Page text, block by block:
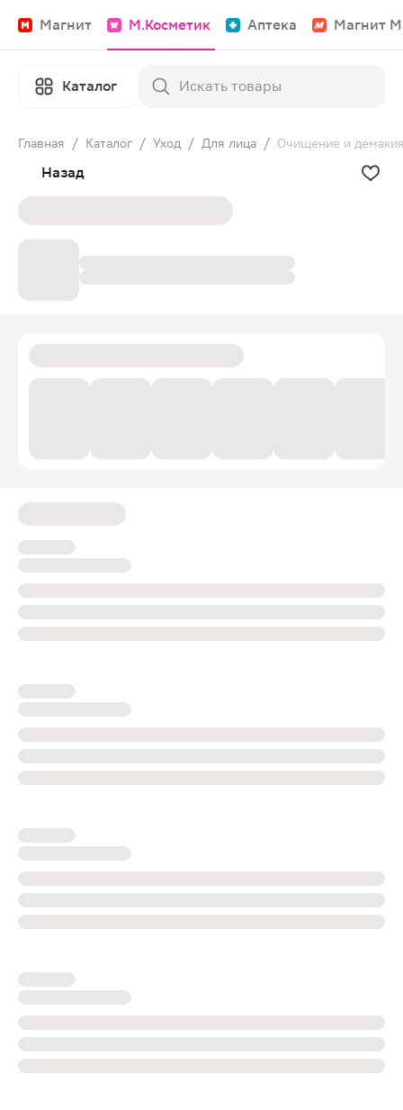
Магнит М.Косметик Аптека Магнит
Каталог
Главная / Каталог / Уход / Для лица / Очищение и
Назад